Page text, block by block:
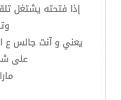
إذا فتحته يشتغل
يعني و آنت جالس ع
على